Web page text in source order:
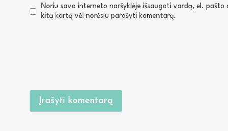
Noriu savo interneto naršyklėje išsaugoti vardą, el.
kitą kartą vėl norėsiu parašyti komentarą.